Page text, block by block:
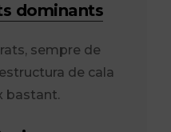
dominants
sempre de
de cala
bastant.